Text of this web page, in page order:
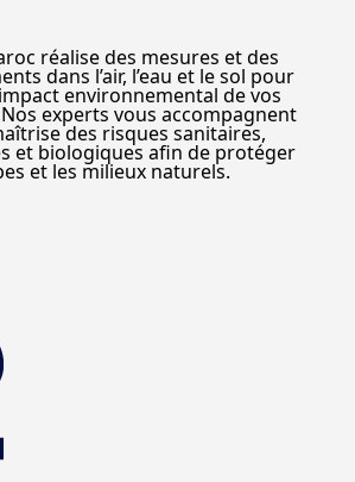
réalise des mesures et des
dans l’air, l’eau et le sol pour
environnemental de vos
experts vous accompagnent
des risques sanitaires,
et biologiques afin de protéger
et les milieux naturels.